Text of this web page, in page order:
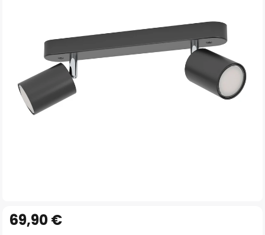
Anfang
69,90 €